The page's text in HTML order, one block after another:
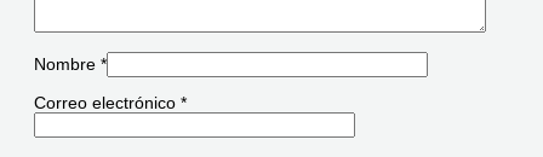
Nombre *
Correo electrónico *